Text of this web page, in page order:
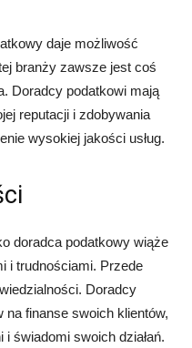
daje możliwość
branży zawsze jest coś
Doradcy podatkowi mają
reputacji i zdobywania
wysokiej jakości usług.
doradca podatkowy wiąże
i trudnościami. Przede
Doradcy
na finanse swoich klientów,
i świadomi swoich działań.